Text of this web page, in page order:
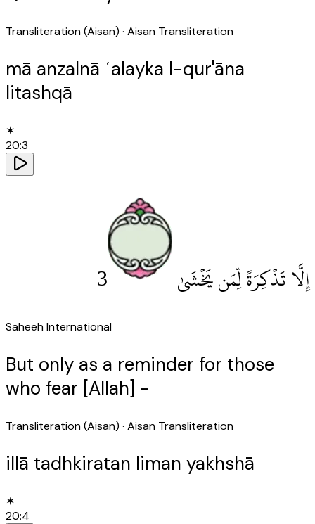
Transliteration (Aisan) · Aisan Transliteration
mā anzalnā ʿalayka l-qur'āna
litashqā
✶
20:3
إِلَّا تَذْكِرَةً لِّمَن يَخْشَىٰ 3
Saheeh International
But only as a reminder for those
who fear [Allah] -
Transliteration (Aisan) · Aisan Transliteration
illā tadhkiratan liman yakhshā
✶
20:4